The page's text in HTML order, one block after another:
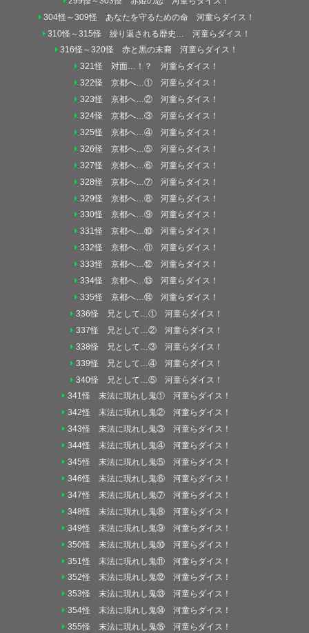
304怪～309怪 あなたを守るための命 河童らダイス！
310怪～315怪 繰り返される歴史… 河童らダイス！
316怪～320怪 赤と黒の末裔 河童らダイス！
321怪 対面…！？ 河童らダイス！
322怪 京都へ…① 河童らダイス！
323怪 京都へ…② 河童らダイス！
324怪 京都へ…③ 河童らダイス！
325怪 京都へ…④ 河童らダイス！
326怪 京都へ…⑤ 河童らダイス！
327怪 京都へ…⑥ 河童らダイス！
328怪 京都へ…⑦ 河童らダイス！
329怪 京都へ…⑧ 河童らダイス！
330怪 京都へ…⑨ 河童らダイス！
331怪 京都へ…⑩ 河童らダイス！
332怪 京都へ…⑪ 河童らダイス！
333怪 京都へ…⑫ 河童らダイス！
334怪 京都へ…⑬ 河童らダイス！
335怪 京都へ…⑭ 河童らダイス！
336怪 兄として…① 河童らダイス！
337怪 兄として…② 河童らダイス！
338怪 兄として…③ 河童らダイス！
339怪 兄として…④ 河童らダイス！
340怪 兄として…⑤ 河童らダイス！
341怪 末法に現れし鬼① 河童らダイス！
342怪 末法に現れし鬼② 河童らダイス！
343怪 末法に現れし鬼③ 河童らダイス！
344怪 末法に現れし鬼④ 河童らダイス！
345怪 末法に現れし鬼⑤ 河童らダイス！
346怪 末法に現れし鬼⑥ 河童らダイス！
347怪 末法に現れし鬼⑦ 河童らダイス！
348怪 末法に現れし鬼⑧ 河童らダイス！
349怪 末法に現れし鬼⑨ 河童らダイス！
350怪 末法に現れし鬼⑩ 河童らダイス！
351怪 末法に現れし鬼⑪ 河童らダイス！
352怪 末法に現れし鬼⑫ 河童らダイス！
353怪 末法に現れし鬼⑬ 河童らダイス！
354怪 末法に現れし鬼⑭ 河童らダイス！
355怪 末法に現れし鬼⑮ 河童らダイス！